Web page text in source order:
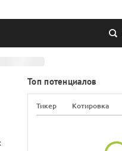
Топ потенциалов
Тикер Котировка